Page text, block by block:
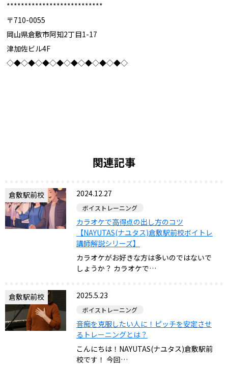
***************************
〒710-0055
岡山県倉敷市阿知2丁目1-17
津加佐ビル4F
◇◆◇◆◇◆◇◆◇◆◇◆◇◆◇◆◇
関連記事
倉敷駅前校 2024.12.27
ボイストレーニング
カラオケで高得点の出し方のコツ
【NAYUTAS(ナユタス)倉敷駅前校ボイトレ
講師解説シリーズ】
カラオケがお好きな方は多いのではないで
しょうか？ カラオケで…
倉敷駅前校 2025.5.23
ボイストレーニング
音痴を克服したい人に！ピッチを安定させ
るトレーニングとは？
こんにちは！NAYUTAS(ナユタス)倉敷駅前
校です！ 今回…